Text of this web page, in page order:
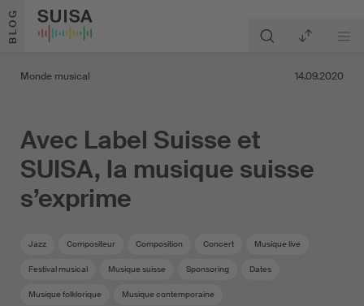
Aller au contenu
BLOG
Monde musical 14.09.2020
Avec Label Suisse et
SUISA, la musique suisse
s’exprime
Jazz Compositeur Composition Concert Musique live
Festival musical Musique suisse Sponsoring Dates
Musique folklorique Musique contemporaine